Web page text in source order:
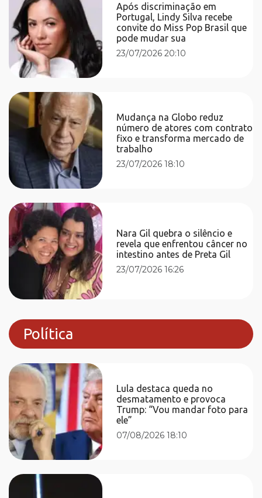
Após discriminação em
Portugal, Lindy Silva recebe
convite do Miss Pop Brasil que
pode mudar sua
23/07/2026 20:10
Mudança na Globo reduz
número de atores com contrato
fixo e transforma mercado de
trabalho
23/07/2026 18:10
Nara Gil quebra o silêncio e
revela que enfrentou câncer no
intestino antes de Preta Gil
23/07/2026 16:26
Política
Lula destaca queda no
desmatamento e provoca
Trump: “Vou mandar foto para
ele”
07/08/2026 18:10